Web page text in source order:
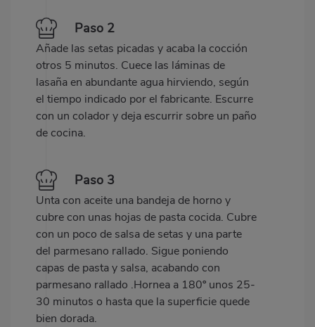
Paso 2
Añade las setas picadas y acaba la cocción
otros 5 minutos. Cuece las láminas de
lasaña en abundante agua hirviendo, según
el tiempo indicado por el fabricante. Escurre
con un colador y deja escurrir sobre un paño
de cocina.
Paso 3
Unta con aceite una bandeja de horno y
cubre con unas hojas de pasta cocida. Cubre
con un poco de salsa de setas y una parte
del parmesano rallado. Sigue poniendo
capas de pasta y salsa, acabando con
parmesano rallado .Hornea a 180º unos 25-
30 minutos o hasta que la superficie quede
bien dorada.